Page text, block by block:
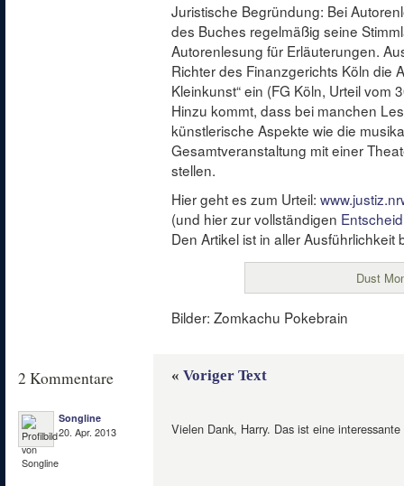
Juristische Begründung: Bei
des Buches regelmäßig seine
Autorenlesung für Erläuterungen.
Richter des Finanzgerichts Köln die
Kleinkunst“ ein (FG Köln, Urteil vom
Hinzu kommt, dass bei manchen
künstlerische Aspekte wie die
Gesamtveranstaltung mit einer
stellen.
Hier geht es zum Urteil:
(und hier zur vollständigen
Den Artikel ist in aller Ausführlichkeit
Dust
Bilder: Zomkachu Pokebrain
2 Kommentare « Voriger Text
Songline
20. Apr. 2013
Vielen Dank, Harry. Das ist eine